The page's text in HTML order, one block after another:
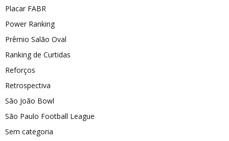
Placar FABR
Power Ranking
Prêmio Salão Oval
Ranking de Curtidas
Reforços
Retrospectiva
São João Bowl
São Paulo Football League
Sem categoria